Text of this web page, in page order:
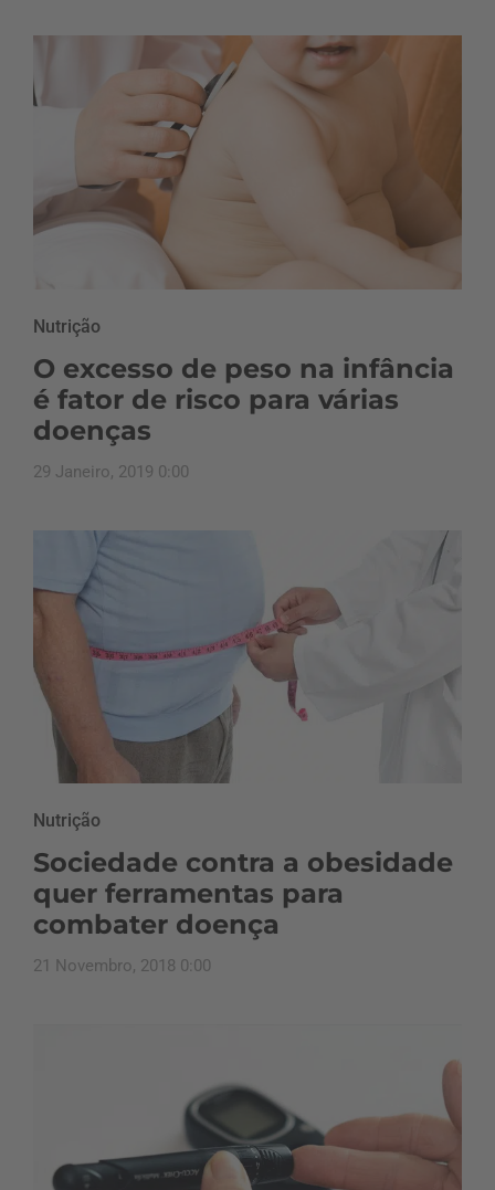
Nutrição
O excesso de peso na infância
é fator de risco para várias
doenças
29 Janeiro, 2019 0:00
Nutrição
Sociedade contra a obesidade
quer ferramentas para
combater doença
21 Novembro, 2018 0:00